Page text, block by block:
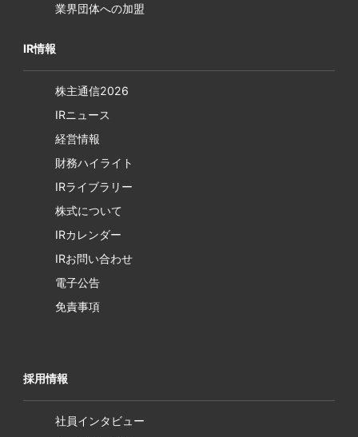
業界団体への加盟
IR情報
株主通信2026
IRニュース
経営情報
財務ハイライト
IRライブラリー
株式について
IRカレンダー
IRお問い合わせ
電子公告
免責事項
採用情報
社員インタビュー